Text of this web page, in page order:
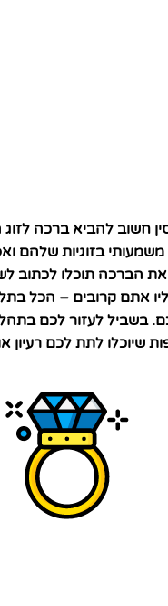
חשוב להביא ברכה
בזוגיות שלהם
הברכה תוכלו לכתוב
אתם קרובים – הכל
בשביל לעזור לכם
שיוכלו לתת לכם